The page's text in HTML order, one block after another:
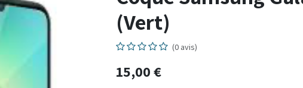
(Vert)
(0 avis)
15,00€